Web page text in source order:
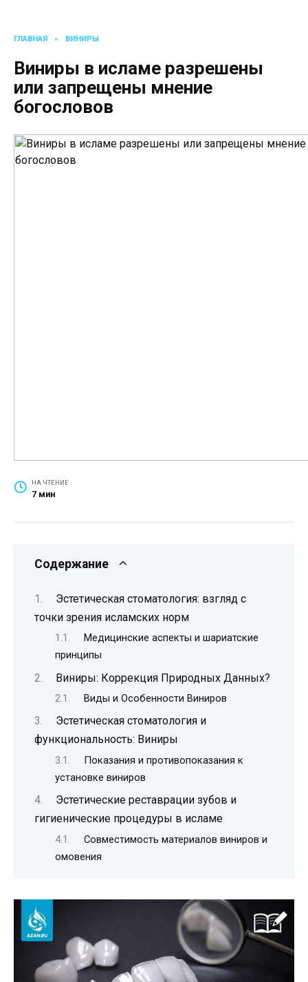
ГЛАВНАЯ » ВИНИРЫ
Виниры в исламе разрешены
или запрещены мнение
богословов
НА ЧТЕНИЕ
7 мин
Содержание
Эстетическая стоматология: взгляд с
точки зрения исламских норм
Медицинские аспекты и шариатские
принципы
Виниры: Коррекция Природных Данных?
Виды и Особенности Виниров
Эстетическая стоматология и
функциональность: Виниры
Показания и противопоказания к
установке виниров
Эстетические реставрации зубов и
гигиенические процедуры в исламе
Совместимость материалов виниров и
омовения